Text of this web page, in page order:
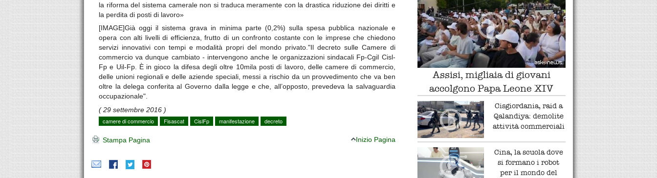
la riforma del sistema camerale non si traduca meramente con la drastica riduzione dei diritti e
la perdita di posti di lavoro»
[IMAGE]Già oggi il sistema grava in minima parte (0,2%) sulla spesa pubblica nazionale e
opera con alti livelli di efficienza, frutto di un confronto costante con le imprese che chiedono
servizi innovativi con tempi e modalità propri del mondo privato."Il decreto sulle Camere di
commercio va dunque cambiato - intervengono anche le organizzazioni sindacali Fp-Cgil Cisl-
Fp e Uil-Fp. È in gioco la difesa degli oltre 10mila posti di lavoro, delle camere di commercio,
delle unioni regionali e delle aziende speciali, messi a rischio da un provvedimento che va ben
oltre la delega conferita al Governo dalla legge e che, all’opposto, prevedeva la salvaguardia
occupazionale".
( 29 settembre 2016 )
camere di commercio
Fisascat CislFp manifestazione decreto
Stampa Pagina Inizio Pagina
Assisi, migliaia di giovani
accolgono Papa Leone XIV
Cisgiordania, raid a
Qalandiya: demolite
attività commerciali
Cina, la scuola dove
si formano i robot
per il mondo del